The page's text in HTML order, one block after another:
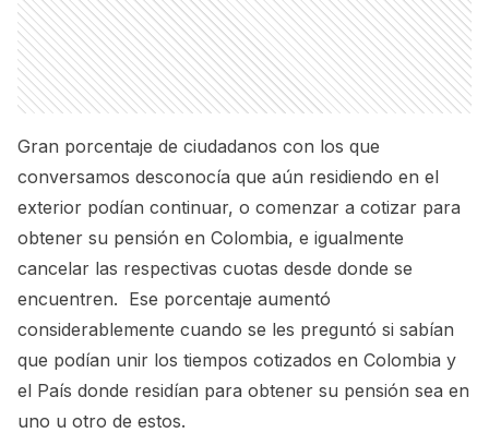
Gran porcentaje de ciudadanos con los que
conversamos desconocía que aún residiendo en el
exterior podían continuar, o comenzar a cotizar para
obtener su pensión en Colombia, e igualmente
cancelar las respectivas cuotas desde donde se
encuentren. Ese porcentaje aumentó
considerablemente cuando se les preguntó si sabían
que podían unir los tiempos cotizados en Colombia y
el País donde residían para obtener su pensión sea en
uno u otro de estos.